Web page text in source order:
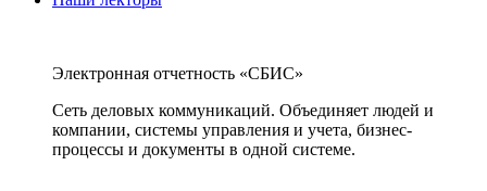
Электронная отчетность «СБИС»
Сеть деловых коммуникаций. Объединяет людей и
компании, системы управления и учета, бизнес-
процессы и документы в одной системе.